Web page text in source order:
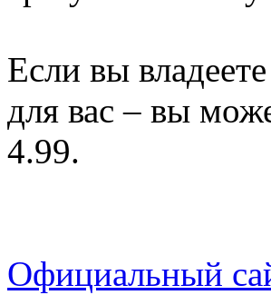
Если вы
для вас – вы
4.99.
Официальный